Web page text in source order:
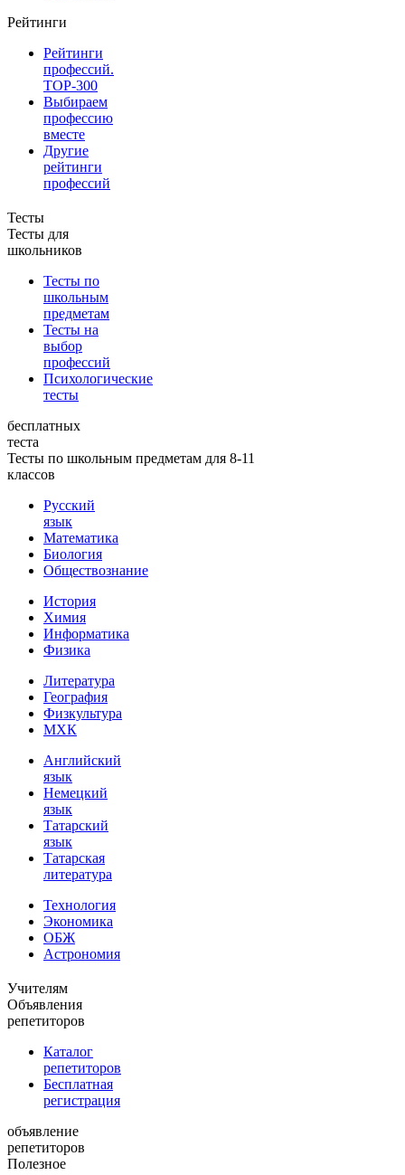
Рейтинги
Рейтинги
профессий.
TOP-300
Выбираем
профессию
вместе
Другие
рейтинги
профессий
Тесты
Тесты для
школьников
Тесты по
школьным
предметам
Тесты на
выбор
профессий
Психологические
тесты
бесплатных
теста
Тесты по школьным предметам для 8-11
классов
Русский
язык
Математика
Биология
Обществознание
История
Химия
Информатика
Физика
Литература
География
Физкультура
МХК
Английский
язык
Немецкий
язык
Татарский
язык
Татарская
литература
Технология
Экономика
ОБЖ
Астрономия
Учителям
Объявления
репетиторов
Каталог
репетиторов
Бесплатная
регистрация
объявление
репетиторов
Полезное